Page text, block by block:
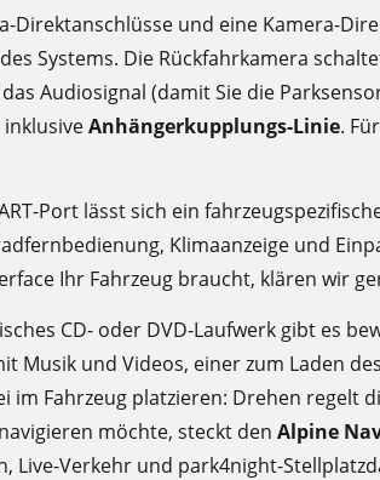
Direktanschlüsse und eine Kamera-
Systems. Die Rückfahrkamera
Audiosignal (damit Sie die
Anhängerkupplungs-Linie.
Port lässt sich ein
Klimaanzeige und
Ihr Fahrzeug braucht, klären wir
CD- oder DVD-Laufwerk gibt es
Musik und Videos, einer zum Laden
im Fahrzeug platzieren: Drehen regelt
möchte, steckt den Alpine
Live-Verkehr und park4night-